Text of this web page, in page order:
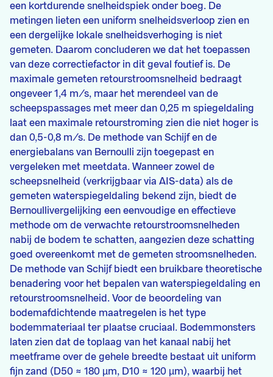
een kortdurende snelheidspiek onder boeg. De
metingen lieten een uniform snelheidsverloop zien en
een dergelijke lokale snelheidsverhoging is niet
gemeten. Daarom concluderen we dat het toepassen
van deze correctiefactor in dit geval foutief is. De
maximale gemeten retourstroomsnelheid bedraagt
ongeveer 1,4 m/s, maar het merendeel van de
scheepspassages met meer dan 0,25 m spiegeldaling
laat een maximale retourstroming zien die niet hoger is
dan 0,5-0,8 m/s. De methode van Schijf en de
energiebalans van Bernoulli zijn toegepast en
vergeleken met meetdata. Wanneer zowel de
scheepsnelheid (verkrijgbaar via AIS-data) als de
gemeten waterspiegeldaling bekend zijn, biedt de
Bernoullivergelijking een eenvoudige en effectieve
methode om de verwachte retourstroomsnelheden
nabij de bodem te schatten, aangezien deze schatting
goed overeenkomt met de gemeten stroomsnelheden.
De methode van Schijf biedt een bruikbare theoretische
benadering voor het bepalen van waterspiegeldaling en
retourstroomsnelheid. Voor de beoordeling van
bodemafdichtende maatregelen is het type
bodemmateriaal ter plaatse cruciaal. Bodemmonsters
laten zien dat de toplaag van het kanaal nabij het
meetframe over de gehele breedte bestaat uit uniform
fijn zand (D50 ≈ 180 µm, D10 ≈ 120 µm), waarbij het